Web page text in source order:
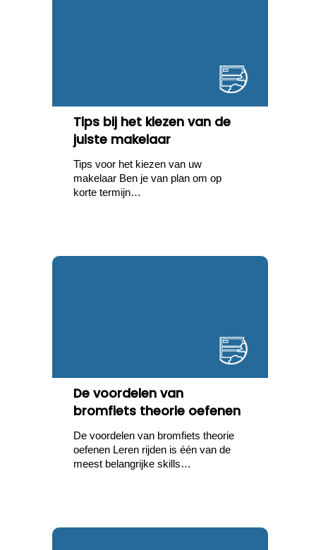
Tips bij het kiezen van de
juiste makelaar
Tips voor het kiezen van uw
makelaar Ben je van plan om op
korte termijn…
De voordelen van
bromfiets theorie oefenen
De voordelen van bromfiets theorie
oefenen Leren rijden is één van de
meest belangrijke skills…